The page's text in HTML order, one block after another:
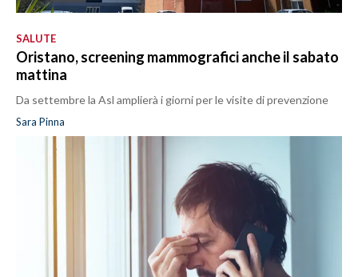
SALUTE
Oristano, screening mammografici anche il sabato
mattina
Da settembre la Asl amplierà i giorni per le visite di prevenzione
Sara Pinna